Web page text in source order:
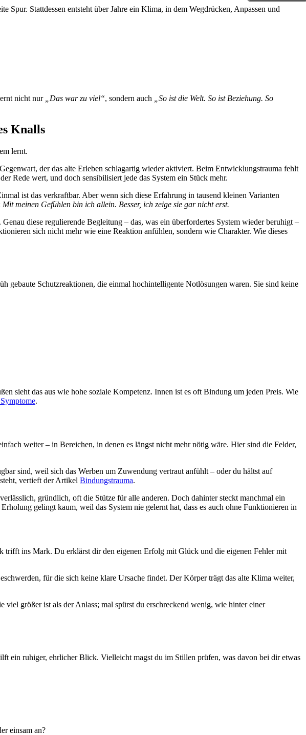
Stattdessen entsteht über Jahre ein Klima, in dem Wegdrücken, Anpassen und
nicht nur
„Das war zu viel“, sondern auch
„So ist die Welt. So ist Beziehung. So
Knalls
lernt.
der das alte Erleben schlagartig wieder aktiviert. Beim Entwicklungstrauma fehlt
Rede wert, und doch sensibilisiert jede das System ein Stück mehr.
ist das verkraftbar. Aber wenn sich diese Erfahrung in tausend kleinen Varianten
Mit meinen Gefühlen bin ich allein. Besser, ich zeige sie gar nicht erst.
diese regulierende Begleitung – das, was ein überfordertes System wieder beruhigt –
sich nicht mehr wie eine Reaktion anfühlen, sondern wie Charakter. Wie dieses
gebaute Schutzreaktionen, die einmal hochintelligente Notlösungen waren. Sie sind keine
sieht das aus wie hohe soziale Kompetenz. Innen ist es oft Bindung um jeden Preis. Wie
.
weiter – in Bereichen, in denen es längst nicht mehr nötig wäre. Hier sind die Felder,
sind, weil sich das Werben um Zuwendung vertraut anfühlt – oder du hältst auf
vertieft der Artikel Bindungstrauma.
gründlich, oft die Stütze für alle anderen. Doch dahinter steckt manchmal ein
gelingt kaum, weil das System nie gelernt hat, dass es auch ohne Funktionieren in
trifft ins Mark. Du erklärst dir den eigenen Erfolg mit Glück und die eigenen Fehler mit
für die sich keine klare Ursache findet. Der Körper trägt das alte Klima weiter,
größer ist als der Anlass; mal spürst du erschreckend wenig, wie hinter einer
ein ruhiger, ehrlicher Blick. Vielleicht magst du im Stillen prüfen, was davon bei dir etwas
einsam an?